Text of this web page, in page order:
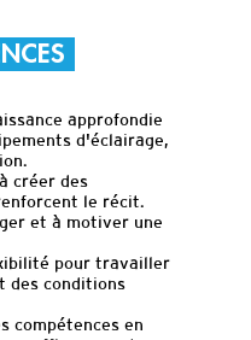
approfondie
d'éclairage,
créer des
le récit.
et à motiver une
pour travailler
des conditions
compétences en